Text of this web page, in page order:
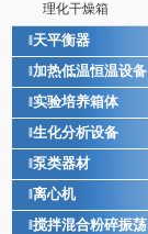
理化干燥箱
天平衡器
加热低温恒温设备
实验培养箱体
生化分析设备
泵类器材
离心机
搅拌混合粉碎振荡